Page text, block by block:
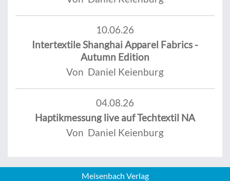
10.06.26
Intertextile Shanghai Apparel Fabrics -
Autumn Edition
Von Daniel Keienburg
04.08.26
Haptikmessung live auf Techtextil NA
Von Daniel Keienburg
Meisenbach Verlag